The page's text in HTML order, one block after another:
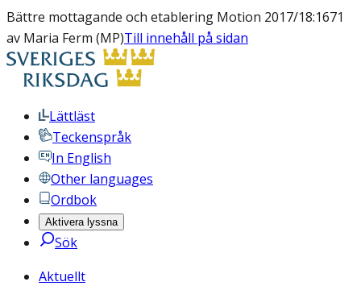
Bättre mottagande och etablering Motion 2017/18:1671
av Maria Ferm (MP)Till innehåll på sidan
Lättläst
Teckenspråk
In English
Other languages
Ordbok
Aktivera lyssna
Sök
Aktuellt